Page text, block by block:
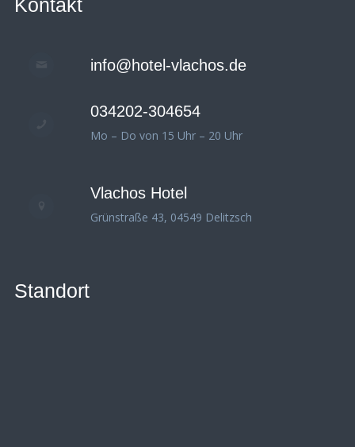
Kontakt
info@hotel-vlachos.de
034202-304654
Mo – Do von 15 Uhr – 20 Uhr
Vlachos Hotel
Grünstraße 43, 04549 Delitzsch
Standort